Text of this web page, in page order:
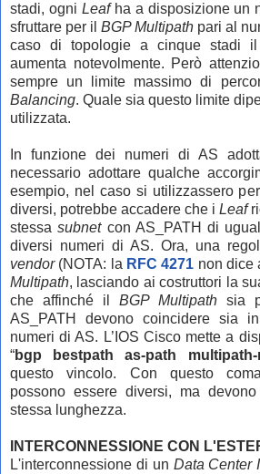
stadi, ogni Leaf ha a disposizione un
sfruttare per il BGP Multipath pari al
caso di topologie a cinque stadi il
aumenta notevolmente. Però
sempre un limite massimo di
Balancing. Quale sia questo limite
utilizzata.
In funzione dei numeri di AS
necessario adottare qualche
esempio, nel caso si utilizzassero
diversi, potrebbe accadere che i Leaf
stessasubnet con AS_PATH di
diversi numeri di AS. Ora, una
vendor (NOTA: la RFC 4271 non dice
Multipath, lasciando ai costruttori la
che affinché il BGP Multipath sia
AS_PATH devono coincidere sia
numeri di AS. L’IOS Cisco mette a
“bgp bestpath as-path multipath-
questo vincolo. Con questo
possono essere diversi, ma
stessa lunghezza.
INTERCONNESSIONE CON
L'interconnessione di un Data Center